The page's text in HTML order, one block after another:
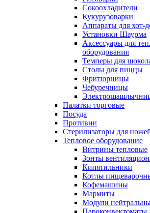
Сокоохладители
Кукурузоварки
Аппараты для хот-
Установки Шаурма
Аксессуары для
оборудования
Темперы для
Столы для пиццы
Фритюрницы
Чебуречницы
Палатки торговые
Посуда
Противни
Стерилизаторы для
Тепловое оборудование
Витрины тепловые
Зонты
Кипятильники
Котлы
Кофемашины
Мармиты
Модули
Пароконвектоматы